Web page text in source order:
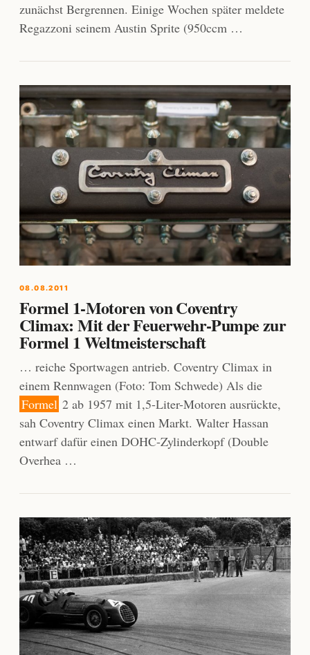
zunächst Bergrennen. Einige Wochen später meldete
Regazzoni seinem Austin Sprite (950ccm …
08.08.2011
Formel 1-Motoren von Coventry
Climax: Mit der Feuerwehr-Pumpe zur
Formel 1 Weltmeisterschaft
… reiche Sportwagen antrieb. Coventry Climax in
einem Rennwagen (Foto: Tom Schwede) Als die
Formel 2 ab 1957 mit 1,5-Liter-Motoren ausrückte,
sah Coventry Climax einen Markt. Walter Hassan
entwarf dafür einen DOHC-Zylinderkopf (Double
Overhea …